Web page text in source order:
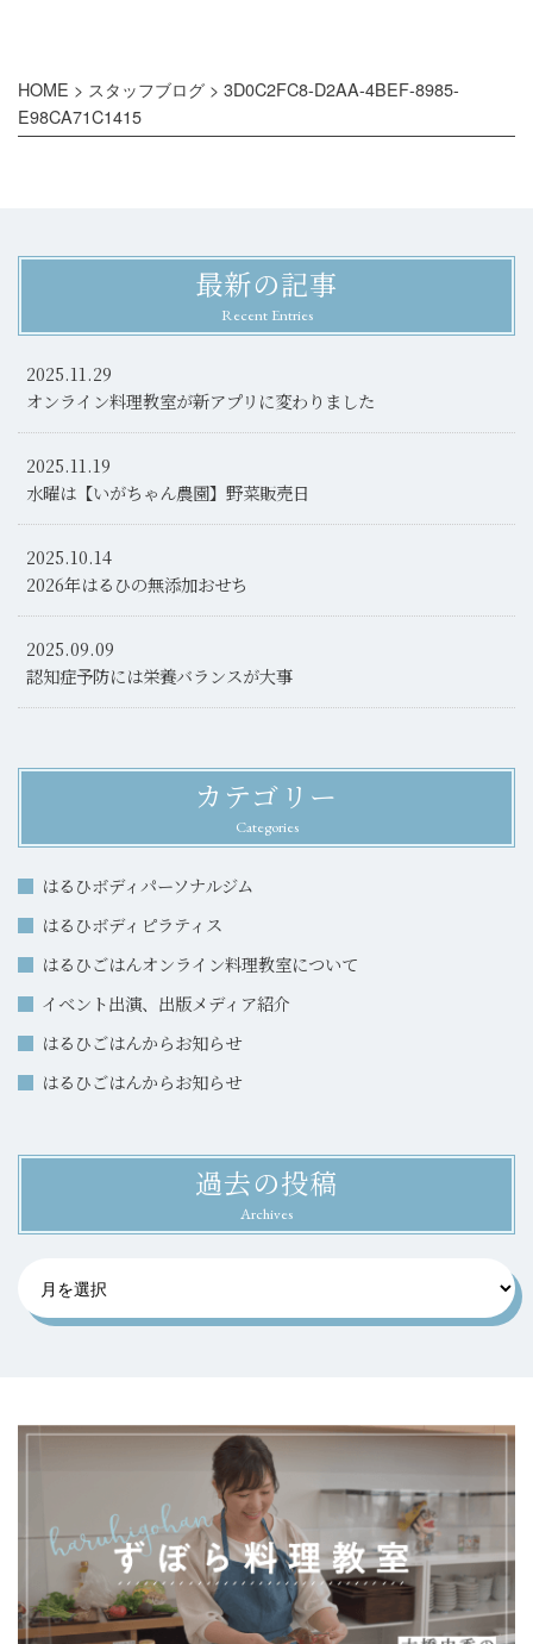
HOME > スタッフブログ > 3D0C2FC8-D2AA-4BEF-8985-
E98CA71C1415
最新の記事
Recent Entries
2025.11.29
オンライン料理教室が新アプリに変わりました
2025.11.19
水曜は【いがちゃん農園】野菜販売日
2025.10.14
2026年はるひの無添加おせち
2025.09.09
認知症予防には栄養バランスが大事
カテゴリー
Categories
はるひボディパーソナルジム
はるひボディピラティス
はるひごはんオンライン料理教室について
イベント出演、出版メディア紹介
はるひごはんからお知らせ
はるひごはんからお知らせ
過去の投稿
Archives